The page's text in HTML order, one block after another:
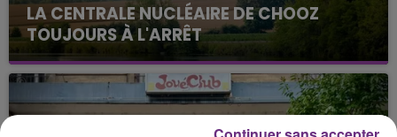
LA CENTRALE NUCLÉAIRE DE CHOOZ
TOUJOURS À L'ARRÊT
Cela fait déjà une semaine que la centrale
nucléaire ardennaise est à l'arrêt. Une situation
justifiée par la sécheresse intense qui est toujours
présente.